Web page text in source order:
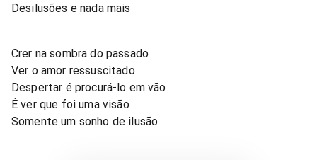
Desilusões e nada mais
Crer na sombra do passado
Ver o amor ressuscitado
Despertar é procurá-lo em vão
É ver que foi uma visão
Somente um sonho de ilusão